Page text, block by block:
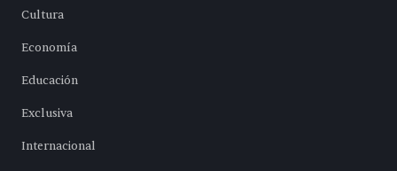
Cultura
Economía
Educación
Exclusiva
Internacional